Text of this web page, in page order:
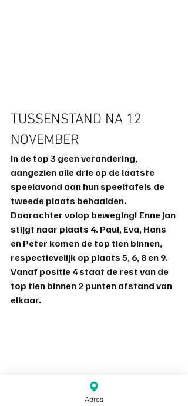
TUSSENSTAND NA 12
NOVEMBER
In de top 3 geen verandering,
aangezien alle drie op de laatste
speelavond aan hun speeltafels de
tweede plaats behaalden.
Daarachter volop beweging! Enne Jan
stijgt naar plaats 4. Paul, Eva, Hans
en Peter komen de top tien binnen,
respectievelijk op plaats 5, 6, 8 en 9.
Vanaf positie 4 staat de rest van de
top tien binnen 2 punten afstand van
elkaar.
Adres